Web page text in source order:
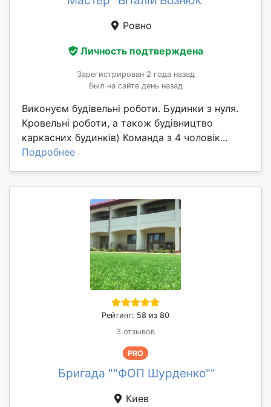
Ровно
Личность подтверждена
Зарегистрирован 2 года назад
Был на сайте день назад
Виконуєм будівельні роботи. Будинки з нуля.
Кровельні роботи, а також будівництво
каркасних будинків) Команда з 4 чоловік...
Подробнее
Рейтинг: 58 из 80
3 отзывов
PRO
Бригада ""ФОП Шурденко""
Киев